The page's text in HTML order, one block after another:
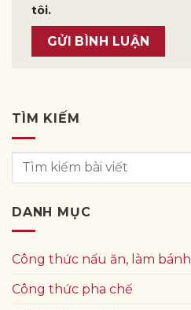
tôi.
TÌM KIẾM
DANH MỤC
Công thức nấu ăn, làm bánh
Công thức pha chế